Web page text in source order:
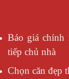
Báo giá chính
tiếp chủ nhà
Chọn căn đẹp